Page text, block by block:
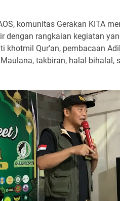
komunitas Gerakan KITA
dengan rangkaian kegiatan
khotmil Qur'an, pembacaan
takbiran, halal bihalal,